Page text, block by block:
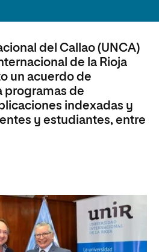
del Callao (UNCA)
de la Rioja
un acuerdo de
programas de
indexadas y
y estudiantes, entre